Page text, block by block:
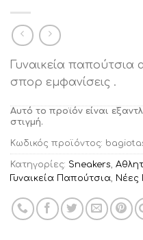
Γυναικεία παπούτσια
σπορ εμφανίσεις .
Αυτό το προϊόν είναι
στιγμή.
Κωδικός προϊόντος:
Κατηγορίες: Sneakers,
Γυναικεία Παπούτσια, Νέες